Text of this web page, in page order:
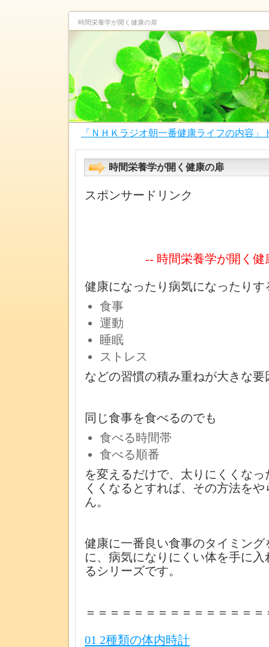
時間栄養学が開く健康の扉
「ＮＨＫラジオ朝一番健康ライフの内容」
時間栄養学が開く健康の扉
スポンサードリンク
-- 時間栄養学が開く健
健康になったり病気になったりす
食事
運動
睡眠
ストレス
などの習慣の積み重ねが大きな
同じ食事を食べるのでも
食べる時間帯
食べる順番
を変えるだけで、太りにくくな
くくなるとすれば、その方法を
ん。
健康に一番良い食事のタイミン
に、病気になりにくい体を手に
るシリーズです。
＝＝＝＝＝＝＝＝＝＝＝＝＝＝＝
01 2種類の体内時計